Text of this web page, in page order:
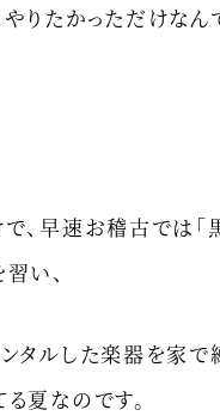
やりたかっただけなん
、早速お稽古では「
い、
ンタルした楽器を家
夏なのです。